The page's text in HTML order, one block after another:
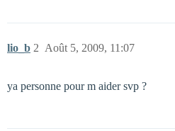
lio_b Août 5, 2009, 11:07
2
ya personne pour m aider svp ?